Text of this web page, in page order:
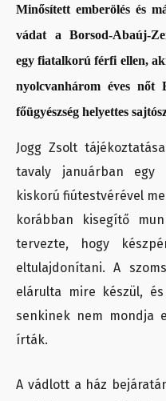
Minősített emberölés és
vádat a Borsod-Abaúj-
egy fiatalkorú férfi ellen,
nyolcvanhárom éves nőt
főügyészség helyettes
Jogg Zsolt
tavaly januárban egy
kiskorú fiútestvérével
korábban kisegítő
tervezte, hogy
eltulajdonítani. A
elárulta mire készül,
senkinek nem mondja
írták.
A vádlott a ház